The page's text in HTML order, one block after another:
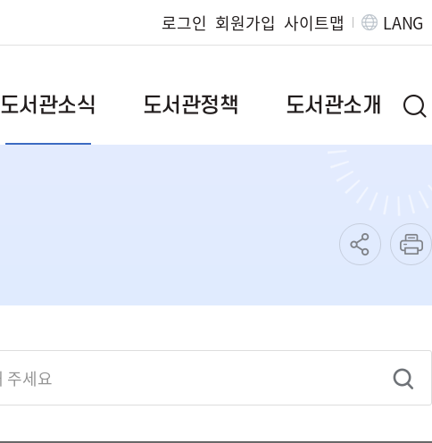
로그인 회원가입 사이트맵 LANG
도서관소식 도서관정책
특성화사업
도서관소개
운영규정